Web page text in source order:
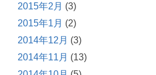
2015年2月 (3)
2015年1月 (2)
2014年12月 (3)
2014年11月 (13)